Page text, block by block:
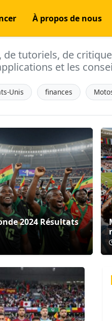
À propos de nous
tutoriels, de
et les
Unis finances
2024 Résultats